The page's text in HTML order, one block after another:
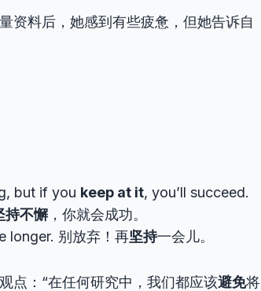
资料后，她感到有些疲惫，但她告诉自
but if you keep at it, you’ll succeed.
持不懈 ，你就会成功。
longer. 别放弃！再坚持一会儿。
点：“在任何研究中，我们都应该避免将